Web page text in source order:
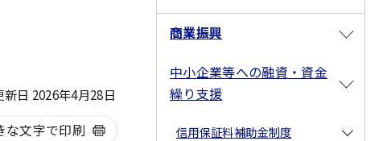
日 2026年4月28日
な文字で印刷
商業振興
中小企業等への融資・資金
繰り支援
信用保証料補助金制度